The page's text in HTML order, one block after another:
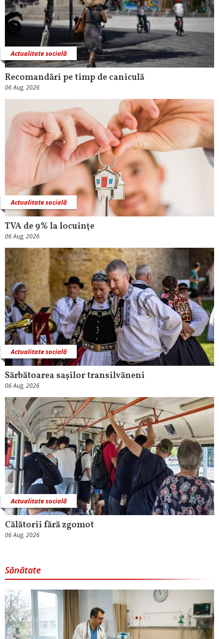
Actualitate socială
Recomandări pe timp de caniculă
06 Aug, 2026
Actualitate socială
TVA de 9% la locuinţe
06 Aug, 2026
Actualitate socială
Sărbătoarea saşilor transilvăneni
06 Aug, 2026
Actualitate socială
Călătorii fără zgomot
06 Aug, 2026
Sănătate